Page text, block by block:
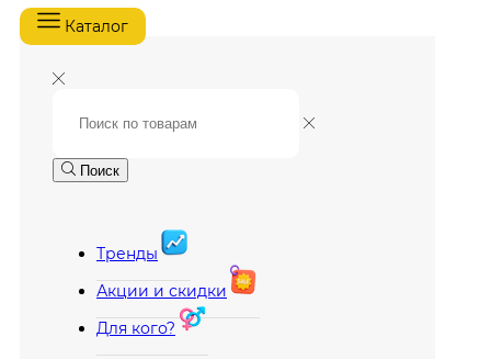
Каталог
Поиск
Тренды
Акции и скидки
Для кого?